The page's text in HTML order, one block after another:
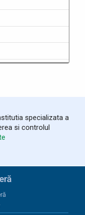
specializata a
si controlul